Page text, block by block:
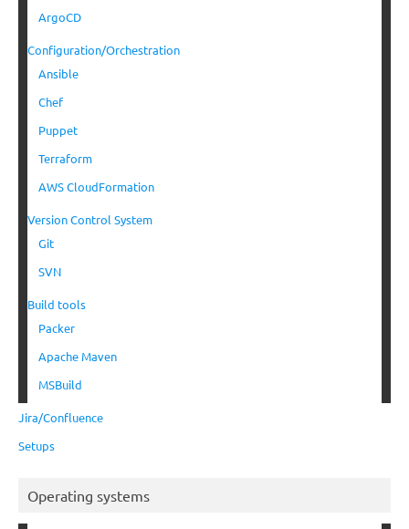
ArgoCD
Configuration/Orchestration
Ansible
Chef
Puppet
Terraform
AWS CloudFormation
Version Control System
Git
SVN
Build tools
Packer
Apache Maven
MSBuild
Jira/Confluence
Setups
Operating systems